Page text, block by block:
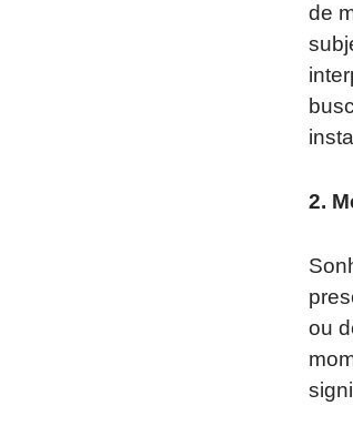
de
2.
ou